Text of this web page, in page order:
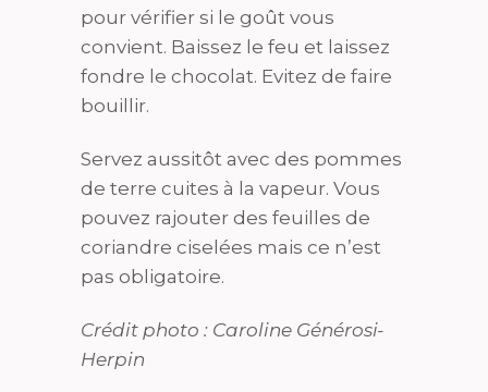
pour vérifier si le goût vous
convient. Baissez le feu et laissez
fondre le chocolat. Evitez de faire
bouillir.
Servez aussitôt avec des pommes
de terre cuites à la vapeur. Vous
pouvez rajouter des feuilles de
coriandre ciselées mais ce n’est
pas obligatoire.
Crédit photo : Caroline Générosi-
Herpin